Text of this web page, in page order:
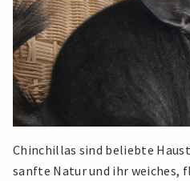
Chinchillas sind beliebte
sanfte Natur und ihr weiches,